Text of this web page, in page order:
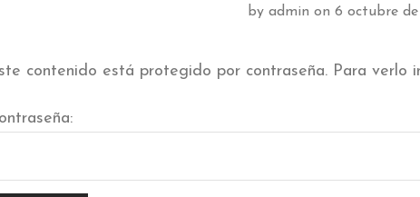
by admin on 6 octubre
contenido está protegido por contraseña. Para verlo